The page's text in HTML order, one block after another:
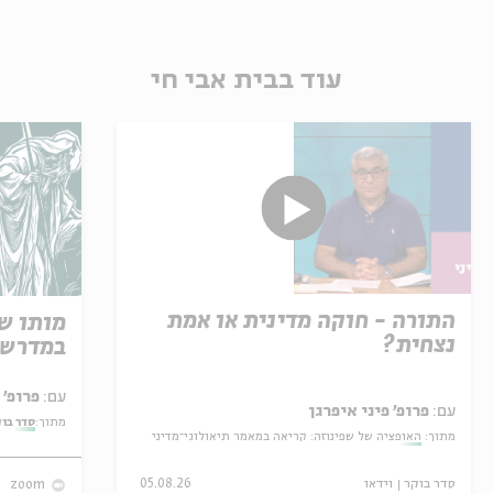
עוד בבית אבי חי
התורה - חוקה מדינית או אמת
נצחית?
עם: פרופ' פיני איפרגן
מתוך: האופציה של שפינוזה: קריאה במאמר תיאולוגי־מדיני
סדר בוקר וידאו 05.08.26
מותו
עם: פרופ' אביגדור שנאן
מתוך:סדר
zoom